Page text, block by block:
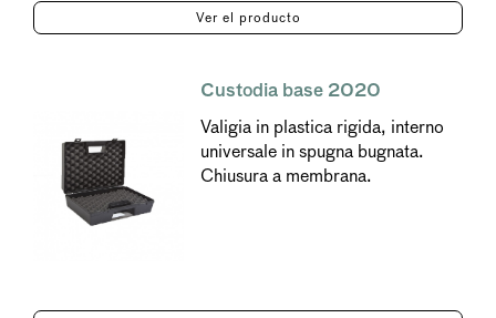
Ver el producto
Custodia base 2020
Valigia in plastica rigida, interno
universale in spugna bugnata.
Chiusura a membrana.